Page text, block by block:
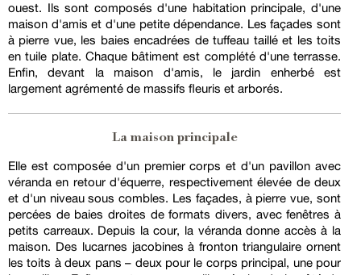
ouest. Ils sont composés d'une habitation principale, d'une
maison d'amis et d'une petite dépendance. Les façades sont
à pierre vue, les baies encadrées de tuffeau taillé et les toits
en tuile plate. Chaque bâtiment est complété d'une terrasse.
Enfin, devant la maison d'amis, le jardin enherbé est
largement agrémenté de massifs fleuris et arborés.
La maison principale
Elle est composée d'un premier corps et d'un pavillon avec
véranda en retour d'équerre, respectivement élevée de deux
et d'un niveau sous combles. Les façades, à pierre vue, sont
percées de baies droites de formats divers, avec fenêtres à
petits carreaux. Depuis la cour, la véranda donne accès à la
maison. Des lucarnes jacobines à fronton triangulaire ornent
les toits à deux pans – deux pour le corps principal, une pour